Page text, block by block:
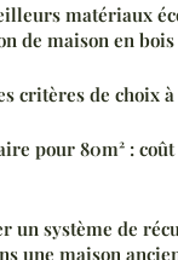
matériaux
de maison en bois
critères de choix
pour 80m² :
un système de
une maison